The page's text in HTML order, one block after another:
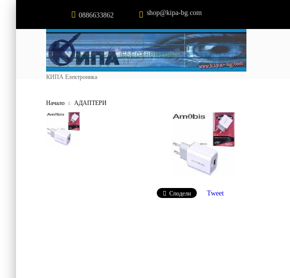
0886633862 shop@kipa-bg.com
КИПА Електроника
Начало АДАПТЕРИ
Сподели Tweet